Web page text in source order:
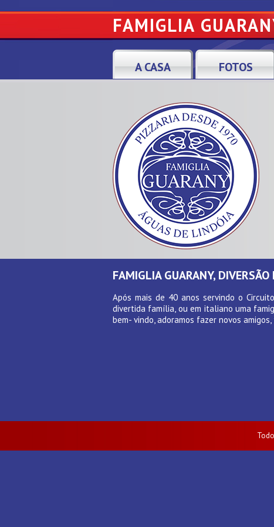
FAMIGLIA
A CASA FOTOS
FAMIGLIA GUARANY,
Após mais de 40 anos servindo o
divertida família, ou em italiano uma
bem- vindo, adoramos fazer novos